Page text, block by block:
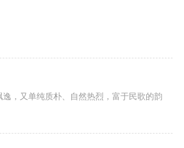
，又单纯质朴、自然热烈，富于民歌的韵